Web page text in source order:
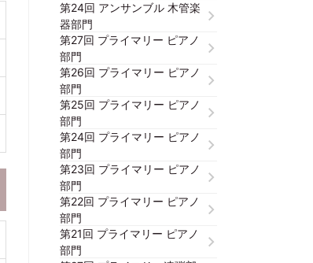
第24回 アンサンブル 木管楽
器部門
第27回 プライマリー ピアノ
部門
第26回 プライマリー ピアノ
部門
第25回 プライマリー ピアノ
部門
第24回 プライマリー ピアノ
部門
第23回 プライマリー ピアノ
部門
第22回 プライマリー ピアノ
部門
第21回 プライマリー ピアノ
部門